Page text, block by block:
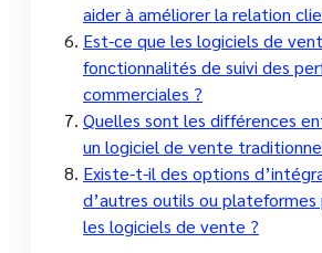
aider à améliorer la relation
Est-ce que les logiciels de
fonctionnalités de suivi des
commerciales ?
Quelles sont les différences
un logiciel de vente
Existe-t-il des options
d’autres outils ou plateformes
les logiciels de vente ?